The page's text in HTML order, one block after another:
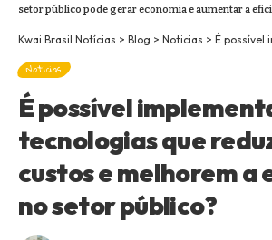
setor público pode gerar economia e aumentar a
Kwai Brasil Notícias > Blog > Noticias > É possível implementar
Noticias
É possível
tecnologias que
custos e melhorem a
no setor público?